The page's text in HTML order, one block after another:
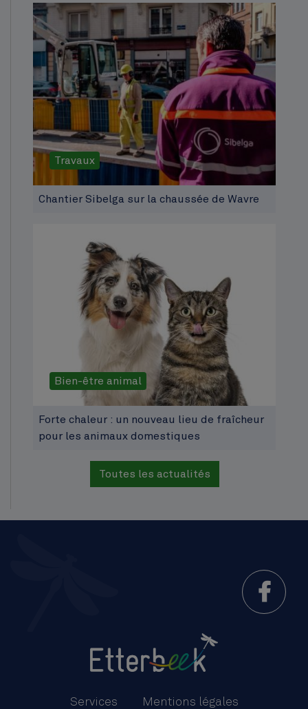
Travaux
Chantier Sibelga sur la chaussée de Wavre
Bien-être animal
Forte chaleur : un nouveau lieu de fraîcheur
pour les animaux domestiques
Toutes les actualités
Services Mentions légales